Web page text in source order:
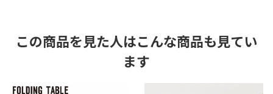
この商品を見た人はこんな商品も見てい
ます